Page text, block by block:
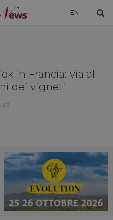
EN
VINO
TV
in Francia: via al
dei vigneti